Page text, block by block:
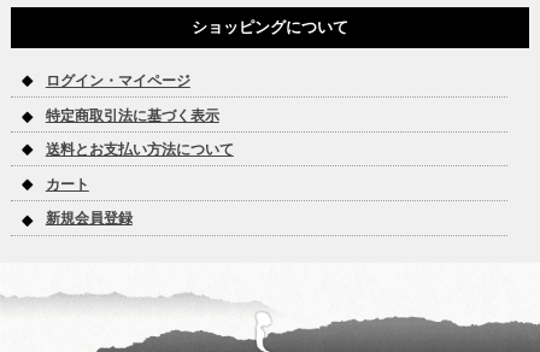
ショッピングについて
ログイン・マイページ
特定商取引法に基づく表示
送料とお支払い方法について
カート
新規会員登録